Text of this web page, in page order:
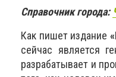
Справочник города:
Как пишет издание
сейчас является
разрабатывает и